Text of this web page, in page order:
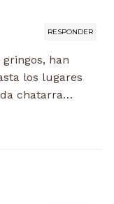
RESPONDER
han
los lugares
chatarra…